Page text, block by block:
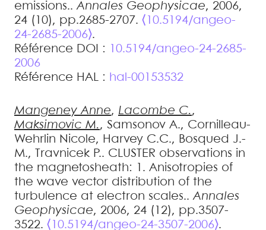
emissions..Annales Geophysicae, 2006,
24 (10), pp.2685-2707. ⟨10.5194/angeo-
24-2685-2006⟩.
Référence DOI :
10.5194/angeo-24-2685-
2006
Référence HAL : hal-00153532
Mangeney Anne, Lacombe C.,
Maksimovic M., Samsonov A., Cornilleau-
Wehrlin Nicole, Harvey C.C., Bosqued J.-
M., Travnicek P.. CLUSTER observations in
the magnetosheath: 1. Anisotropies of
the wave vector distribution of the
turbulence at electron scales..Annales
Geophysicae, 2006, 24 (12), pp.3507-
3522. ⟨10.5194/angeo-24-3507-2006⟩.